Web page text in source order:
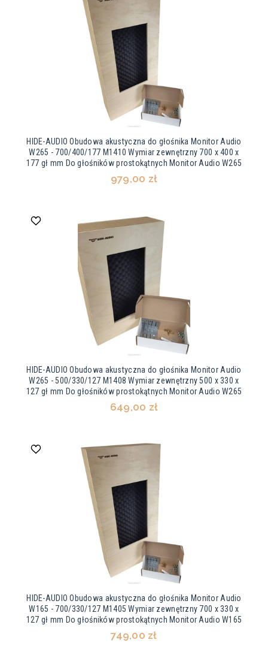
HIDE-AUDIO Obudowa akustyczna do głośnika Monitor Audio
W265 - 700/400/177 M1410 Wymiar zewnętrzny 700 x 400 x
177 gł mm Do głośników prostokątnych Monitor Audio W265
979,00 zł
HIDE-AUDIO Obudowa akustyczna do głośnika Monitor Audio
W265 - 500/330/127 M1408 Wymiar zewnętrzny 500 x 330 x
127 gł mm Do głośników prostokątnych Monitor Audio W265
649,00 zł
HIDE-AUDIO Obudowa akustyczna do głośnika Monitor Audio
W165 - 700/330/127 M1405 Wymiar zewnętrzny 700 x 330 x
127 gł mm Do głośników prostokątnych Monitor Audio W165
749,00 zł